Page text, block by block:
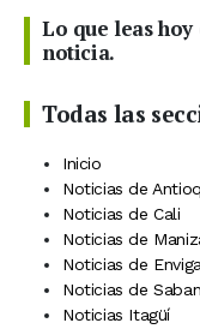
Lo que leas
noticia.
Todas las
Inicio
Noticias de
Noticias de Cali
Noticias de
Noticias de
Noticias de
Noticias Itagüí